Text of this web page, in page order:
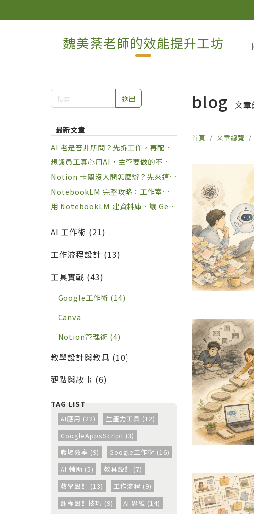
魏美棻老師的效能提升工坊
送出
最新文章
AI 老是答非所問？先拆工作，再配角
色
想讓員工真心用AI，主管要做的不是
規定，是設計習慣
Notion 卡關沒人問怎麼辦？先來這裡
練幾局再說
NotebookLM 完整攻略：工作室九種
一鍵產出 + 下指令六大原則，讓知識
庫真正幫你做事
用 NotebookLM 建資料庫、讓 Gem
的實戰工作流
AI 工作術 (21)
工作流程設計 (13)
工具實戰 (43)
Google工作術 (14)
Canva
Notion管理術 (4)
教學設計與教具 (10)
觀點與故事 (6)
AI應用 (22)
生產力工具 (12)
GoogleAppsScript (3)
職場效率 (9)
Google工作術 (16)
AI 輔助 (5)
教具設計 (7)
教學設計 (13)
工作流程 (9)
課程設計技巧 (9)
AI 思維 (14)
blog 文章
首頁 文章總覽